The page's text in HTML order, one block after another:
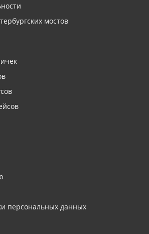
мостов
персональных данных